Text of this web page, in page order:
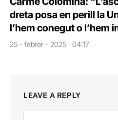
dreta posa en perill la
l’hem conegut o l’hem
25 - febrer - 2025 · 04:17
LEAVE A REPLY